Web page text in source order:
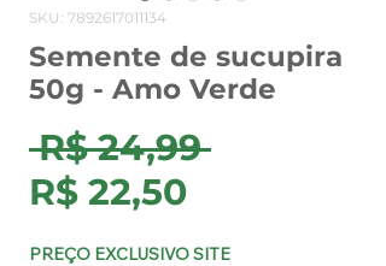
SKU: 7892617011134
Semente de sucupira
50g - Amo Verde
R$ 24,99 Preço
R$ 22,50Preço
PREÇO EXCLUSIVO SITE